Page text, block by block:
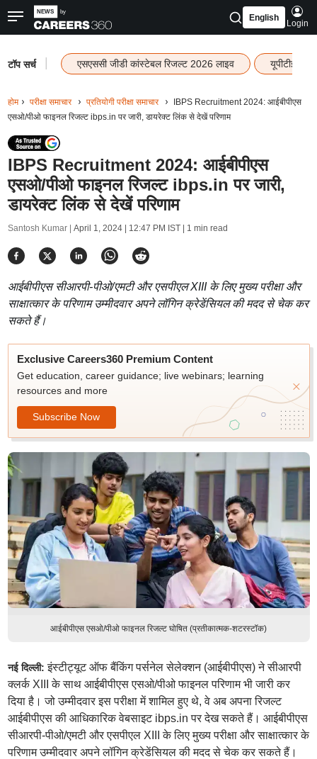
English
Login
टॉप सर्च एसएससी जीडी कांस्टेबल रिजल्ट 2026 लाइव यूपीटीईटी
होम परीक्षा समाचार प्रतियोगी परीक्षा समाचार
IBPS Recruitment 2024: आईबीपीएस
एसओ/पीओ फाइनल रिजल्ट ibps.in पर जारी, डायरेक्ट लिंक से देखें परिणाम
IBPS Recruitment 2024: आईबीपीएस
एसओ/पीओ फाइनल रिजल्ट ibps.in पर जारी,
डायरेक्ट लिंक से देखें परिणाम
Santosh Kumar | April 1, 2024 | 12:47 PM IST| 1 min read
आईबीपीएस सीआरपी-पीओ/एमटी और एसपीएल XIII के लिए मुख्य परीक्षा और
साक्षात्कार के परिणाम उम्मीदवार अपने लॉगिन क्रेडेंसियल की मदद से चेक कर
सकते हैं।
Exclusive Careers360 Premium Content
Get education, career guidance; live webinars; learning
resources and more
Subscribe Now
आईबीपीएस एसओ/पीओ फाइनल रिजल्ट घोषित (प्रतीकात्मक-शटरस्टॉक)
नई दिल्ली: इंस्टीट्यूट ऑफ बैंकिंग पर्सनेल सेलेक्शन (आईबीपीएस) ने सीआरपी
क्लर्क XIII के साथ आईबीपीएस एसओ/पीओ फाइनल परिणाम भी जारी कर
दिया है। जो उम्मीदवार इस परीक्षा में शामिल हुए थे, वे अब अपना रिजल्ट
आईबीपीएस की आधिकारिक वेबसाइट ibps.in पर देख सकते हैं। आईबीपीएस
सीआरपी-पीओ/एमटी और एसपीएल XIII के लिए मुख्य परीक्षा और साक्षात्कार के
परिणाम उम्मीदवार अपने लॉगिन क्रेडेंसियल की मदद से चेक कर सकते हैं।